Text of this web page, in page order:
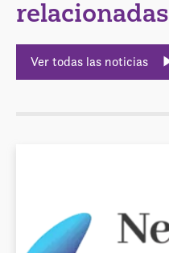
relacionadas
Ver todas las noticias